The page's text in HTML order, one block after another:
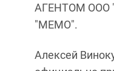
АГЕНТОМ ООО
"МЕМО".
Алексей